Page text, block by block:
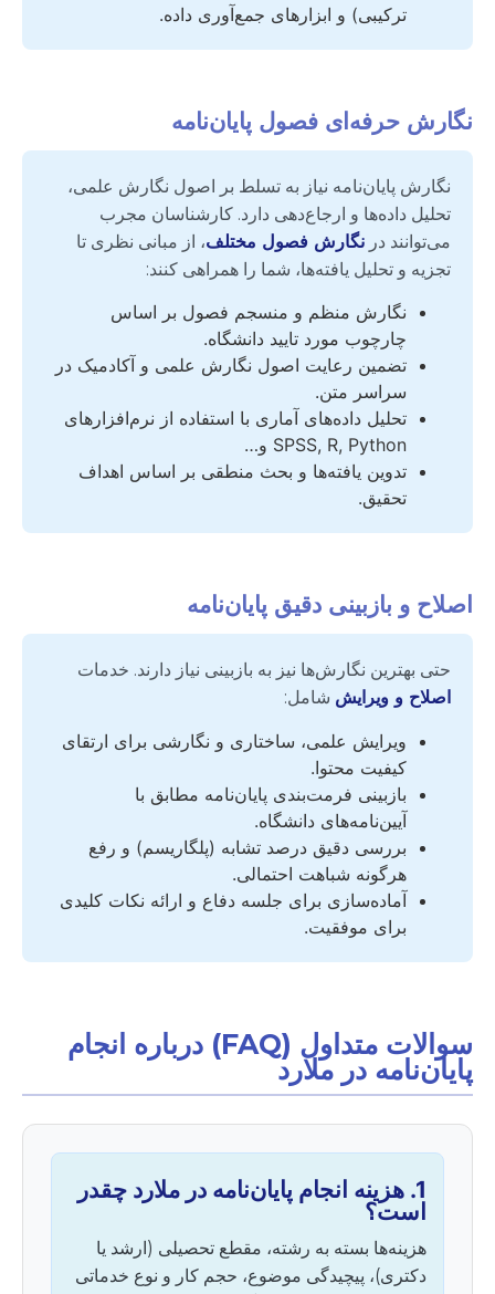
ترکیبی) و ابزارهای جمع‌آوری داده.
نگارش حرفه‌ای فصول پایان‌نامه
نگارش پایان‌نامه نیاز به تسلط بر اصول نگارش علمی،
تحلیل داده‌ها و ارجاع‌دهی دارد. کارشناسان مجرب
می‌توانند در نگارش فصول مختلف، از مبانی نظری تا
تجزیه و تحلیل یافته‌ها، شما را همراهی کنند:
نگارش منظم و منسجم فصول بر اساس
چارچوب مورد تایید دانشگاه.
تضمین رعایت اصول نگارش علمی و آکادمیک در
سراسر متن.
تحلیل داده‌های آماری با استفاده از نرم‌افزارهای
SPSS, R, Python و…
تدوین یافته‌ها و بحث منطقی بر اساس اهداف
تحقیق.
اصلاح و بازبینی دقیق پایان‌نامه
حتی بهترین نگارش‌ها نیز به بازبینی نیاز دارند. خدمات
اصلاح و ویرایش شامل:
ویرایش علمی، ساختاری و نگارشی برای ارتقای
کیفیت محتوا.
بازبینی فرمت‌بندی پایان‌نامه مطابق با
آیین‌نامه‌های دانشگاه.
بررسی دقیق درصد تشابه (پلگاریسم) و رفع
هرگونه شباهت احتمالی.
آماده‌سازی برای جلسه دفاع و ارائه نکات کلیدی
برای موفقیت.
سوالات متداول (FAQ) درباره انجام
پایان‌نامه در ملارد
1. هزینه انجام پایان‌نامه در ملارد چقدر
است؟
هزینه‌ها بسته به رشته، مقطع تحصیلی (ارشد یا
دکتری)، پیچیدگی موضوع، حجم کار و نوع خدماتی